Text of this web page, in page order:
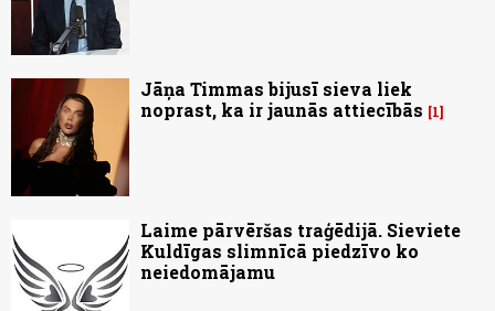
Jāņa Timmas bijusī sieva liek
noprast, ka ir jaunās attiecībās
1
Laime pārvēršas traģēdijā. Sieviete
Kuldīgas slimnīcā piedzīvo ko
neiedomājamu